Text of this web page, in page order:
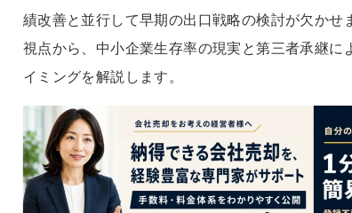
績改善と並行して早期の出口戦略の検討が欠か
視点から、中小企業生存率の現実と第三者承継に
イミングを解説します。